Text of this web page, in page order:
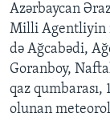
Azərbaycan
Milli Agentliyin
də Ağcabədi,
Goranboy,
qaz qumbarası,
olunan